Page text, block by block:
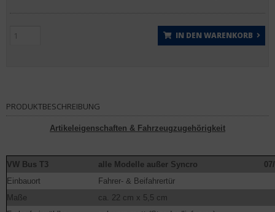
IN DEN WARENKORB
PRODUKTBESCHREIBUNG
Artikeleigenschaften & Fahrzeugzugehörigkeit
VW Bus T3 alle Modelle außer Syncro
Einbauort
Fahrer- & Beifahrertür
Maße
ca. 22 cm x 5,5 cm